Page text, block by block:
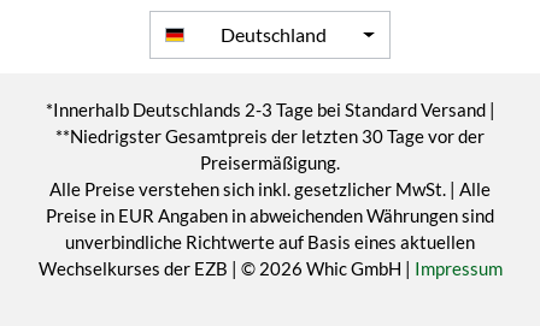
Deutschland
*Innerhalb Deutschlands 2-3 Tage bei Standard Versand |
**Niedrigster Gesamtpreis der letzten 30 Tage vor der
Preisermäßigung.
Alle Preise verstehen sich inkl. gesetzlicher MwSt. | Alle
Preise in EUR Angaben in abweichenden Währungen sind
unverbindliche Richtwerte auf Basis eines aktuellen
Wechselkurses der EZB | © 2026 Whic GmbH | Impressum